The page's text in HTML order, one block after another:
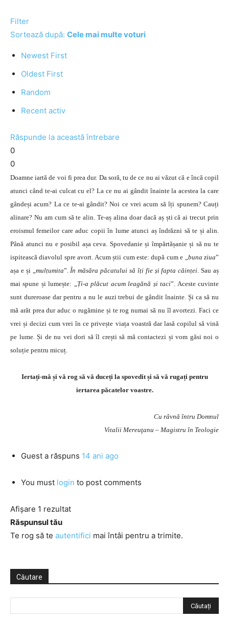
Filter
Sortează după: Cele mai multe voturi
Newest First
Oldest First
Random
Recent activ
Răspunde la această întrebare
0
0
Doamne iartă de voi fi prea dur. Da soră, tu de ce nu ai văzut că e încă copil
atunci când te-ai culcat cu el? La ce nu ai gândit înainte la acestea la care
gândeși acum? La ce te-ai gândit? Noi ce vrei acum să îți spunem? Cauți
alinare? Nu am cum să te alin. Te-aș alina doar dacă aș ști că ai trecut prin
eroismul femeilor care aduc copii în lume atunci aș îndrăzni să te și alin.
Până atunci nu e posibil așa ceva. Spovedanie și împărtășanie și să nu te
ispitească diavolul spre avort. Acum știi cum este: după cum e „buna ziua”
așa e și „mulțumita”.În măsăra păcatului să îți fie și fapta căinței. Sau aș
mai spune și lumește: „Ți-a plăcut acum leagănă și taci”. Aceste cuvinte
sunt dureroase dar pentru a nu le auzi trebui de gândit înainte. Și ca să nu
mă arăt prea dur aduc o rugămine și te rog numai să nu îl avortezi. Faci ce
vrei și decizi cum vrei în ce privește viața voastră dar lasă copilul să vină
pe lume. Și de nu vei dori să îl crești să mă contactezi și vom găsi noi o
soluție pentru micuț.
Iertați-mă și vă rog să vă duceți la spovedit și să vă rugați pentru
iertarea păcatelor voastre.
Cu râvnă întru Domnul
Vitalii Mereuţanu – Magistru în Teologie
Guest a răspuns 14 ani ago
You must login to post comments
Afișare 1 rezultat
Răspunsul tău
Te rog să te autentifici mai întâi pentru a trimite.
Căutare